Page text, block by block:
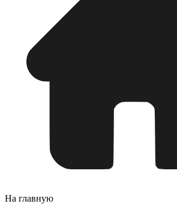
На главную